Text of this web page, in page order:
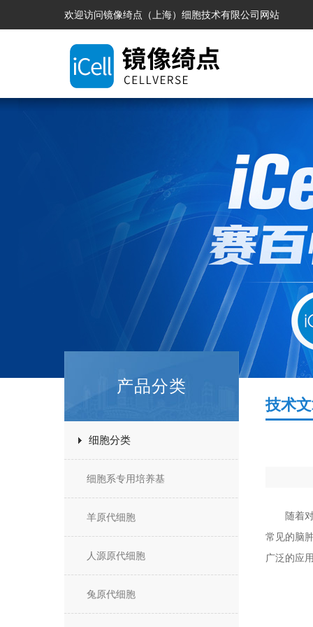
欢迎访问镜像绮点（上海）细胞技术有限公司网站
产品分类
细胞分类
细胞系专用培养基
羊原代细胞
人源原代细胞
兔原代细胞
技术
随着
常见的脑
广泛的应